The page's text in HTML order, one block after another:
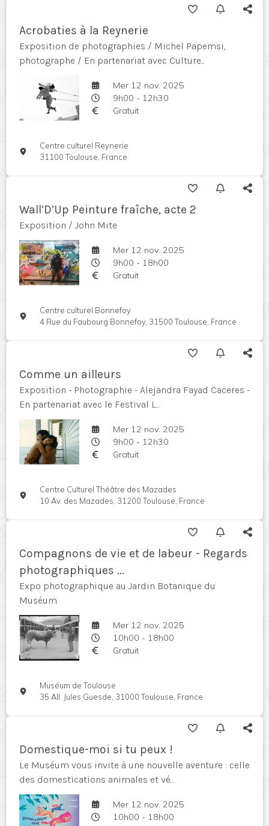
Acrobaties à la Reynerie
Exposition de photographies / Michel Papemsi,
photographe / En partenariat avec Culture...
Mer 12 nov. 2025
9h00 - 12h30
Gratuit
Centre culturel Reynerie
31100 Toulouse, France
Wall’D’Up Peinture fraîche, acte 2
Exposition / John Mite
Mer 12 nov. 2025
9h00 - 18h00
Gratuit
Centre culturel Bonnefoy
4 Rue du Faubourg Bonnefoy, 31500 Toulouse, France
Comme un ailleurs
Exposition - Photographie - Alejandra Fayad Caceres -
En partenariat avec le Festival L...
Mer 12 nov. 2025
9h00 - 12h30
Gratuit
Centre Culturel Théâtre des Mazades
10 Av. des Mazades, 31200 Toulouse, France
Compagnons de vie et de labeur - Regards
photographiques ...
Expo photographique au Jardin Botanique du
Muséum.
Mer 12 nov. 2025
10h00 - 18h00
Gratuit
Muséum de Toulouse
35 All. Jules Guesde, 31000 Toulouse, France
Domestique-moi si tu peux !
Le Muséum vous invite à une nouvelle aventure : celle
des domestications animales et vé...
Mer 12 nov. 2025
10h00 - 18h00